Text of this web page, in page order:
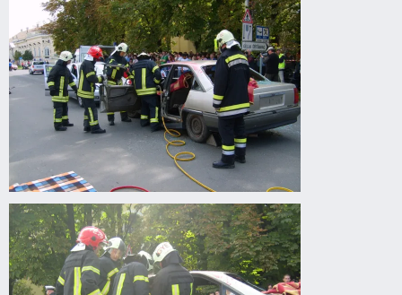
Gyomaendrődön
Drogprevenciós
előadás
Gyomaendrődön